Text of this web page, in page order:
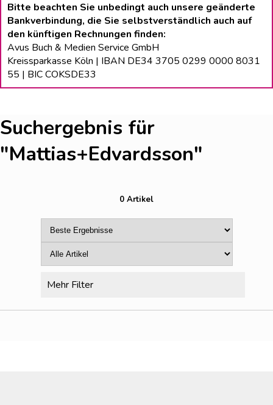
Bitte beachten Sie unbedingt auch unsere geänderte
Bankverbindung, die Sie selbstverständlich auch auf
den künftigen Rechnungen finden:
Avus Buch & Medien Service GmbH
Kreissparkasse Köln | IBAN DE34 3705 0299 0000 8031
55 | BIC COKSDE33
Suchergebnis für
"Mattias+Edvardsson"
0 Artikel
Mehr Filter